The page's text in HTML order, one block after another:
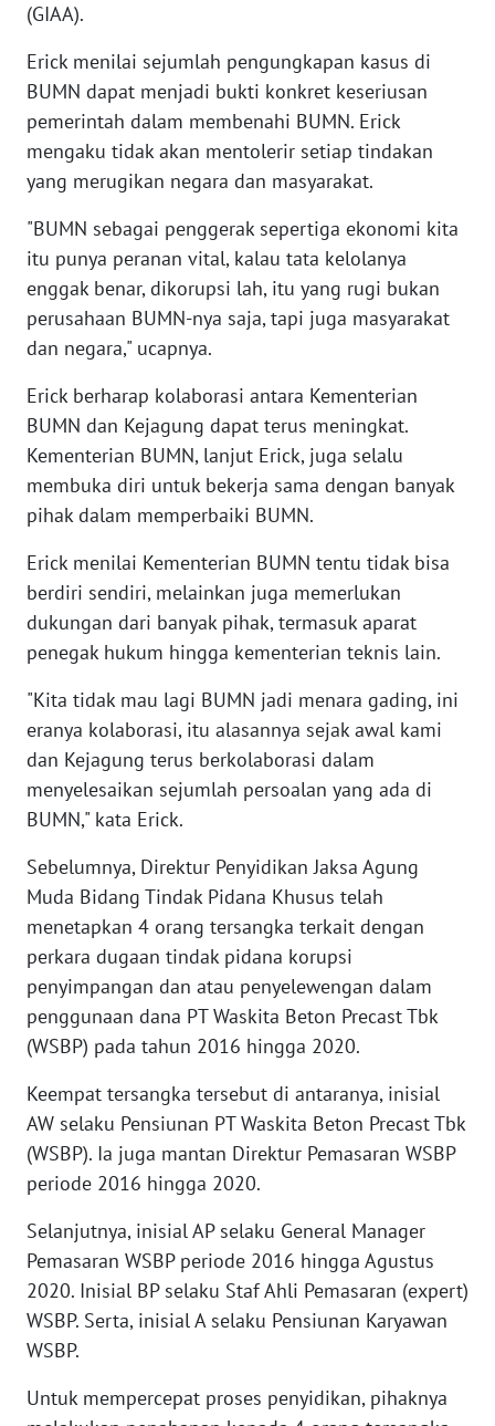
(GIAA).
Erick menilai sejumlah pengungkapan kasus di
BUMN dapat menjadi bukti konkret keseriusan
pemerintah dalam membenahi BUMN. Erick
mengaku tidak akan mentolerir setiap tindakan
yang merugikan negara dan masyarakat.
"BUMN sebagai penggerak sepertiga ekonomi kita
itu punya peranan vital, kalau tata kelolanya
enggak benar, dikorupsi lah, itu yang rugi bukan
perusahaan BUMN-nya saja, tapi juga masyarakat
dan negara," ucapnya.
Erick berharap kolaborasi antara Kementerian
BUMN dan Kejagung dapat terus meningkat.
Kementerian BUMN, lanjut Erick, juga selalu
membuka diri untuk bekerja sama dengan banyak
pihak dalam memperbaiki BUMN.
Erick menilai Kementerian BUMN tentu tidak bisa
berdiri sendiri, melainkan juga memerlukan
dukungan dari banyak pihak, termasuk aparat
penegak hukum hingga kementerian teknis lain.
"Kita tidak mau lagi BUMN jadi menara gading, ini
eranya kolaborasi, itu alasannya sejak awal kami
dan Kejagung terus berkolaborasi dalam
menyelesaikan sejumlah persoalan yang ada di
BUMN," kata Erick.
Sebelumnya, Direktur Penyidikan Jaksa Agung
Muda Bidang Tindak Pidana Khusus telah
menetapkan 4 orang tersangka terkait dengan
perkara dugaan tindak pidana korupsi
penyimpangan dan atau penyelewengan dalam
penggunaan dana PT Waskita Beton Precast Tbk
(WSBP) pada tahun 2016 hingga 2020.
Keempat tersangka tersebut di antaranya, inisial
AW selaku Pensiunan PT Waskita Beton Precast Tbk
(WSBP). Ia juga mantan Direktur Pemasaran WSBP
periode 2016 hingga 2020.
Selanjutnya, inisial AP selaku General Manager
Pemasaran WSBP periode 2016 hingga Agustus
2020. Inisial BP selaku Staf Ahli Pemasaran (expert)
WSBP. Serta, inisial A selaku Pensiunan Karyawan
WSBP.
Untuk mempercepat proses penyidikan, pihaknya
JAMBI
WN
SULTRA
NTB
WN
SULTENG
SULBAR
WN
BABEL
SUMBAR
WN
SUMSEL
WN
BENGKULU
WN
LAMPUNG
WN
JATENG
NUSANTARA
WN
JOGJA
JATIM
WN
WN
KALBAR
WN